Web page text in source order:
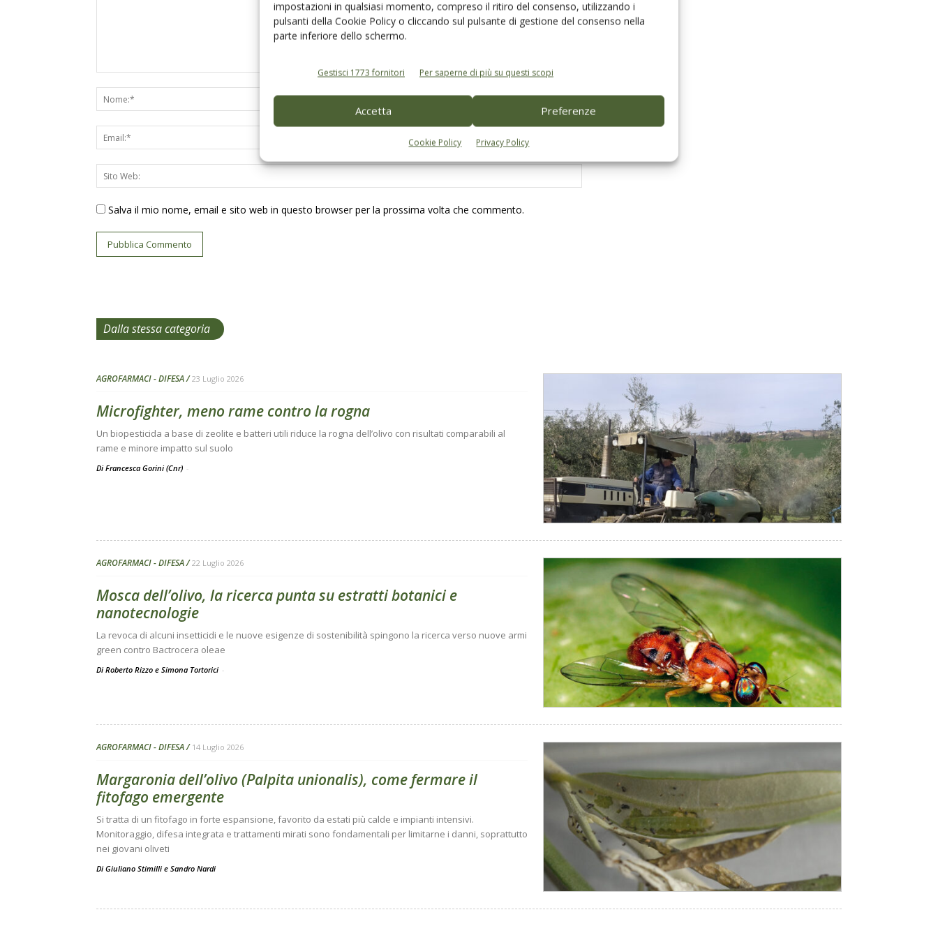
impostazioni in qualsiasi momento, compreso il ritiro del consenso, utilizzando i
pulsanti della Cookie Policy o cliccando sul pulsante di gestione del consenso nella
parte inferiore dello schermo.
Gestisci 1773 fornitori Per saperne di più su questi scopi
Accetta Preferenze
Cookie Policy Privacy Policy
Salva il mio nome, email e sito web in questo browser per la prossima volta che commento.
Dalla stessa categoria
AGROFARMACI - DIFESA 23 Luglio 2026
Microfighter, meno rame contro la rogna
Un biopesticida a base di zeolite e batteri utili riduce la rogna dell’olivo con risultati comparabili al
rame e minore impatto sul suolo
Di Francesca Gorini (Cnr) -
AGROFARMACI - DIFESA 22 Luglio 2026
Mosca dell’olivo, la ricerca punta su estratti botanici e
nanotecnologie
La revoca di alcuni insetticidi e le nuove esigenze di sostenibilità spingono la ricerca verso nuove armi
green contro Bactrocera oleae
Di Roberto Rizzo e Simona Tortorici -
AGROFARMACI - DIFESA 14 Luglio 2026
Margaronia dell’olivo (Palpita unionalis), come fermare il
fitofago emergente
Si tratta di un fitofago in forte espansione, favorito da estati più calde e impianti intensivi.
Monitoraggio, difesa integrata e trattamenti mirati sono fondamentali per limitarne i danni, soprattutto
nei giovani oliveti
Di Giuliano Stimilli e Sandro Nardi